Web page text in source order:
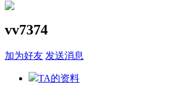
vv7374
加为好友 发送消息
TA的资料